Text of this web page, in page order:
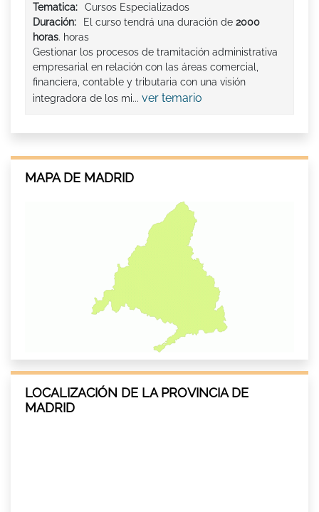
Tematica:
Cursos Especializados
Duración:
El curso tendrá una duración de 2000
horas. horas
Gestionar los procesos de tramitación administrativa
empresarial en relación con las áreas comercial,
financiera, contable y tributaria con una visión
integradora de los mi... ver temario
MAPA DE MADRID
LOCALIZACIÓN DE LA PROVINCIA DE
MADRID